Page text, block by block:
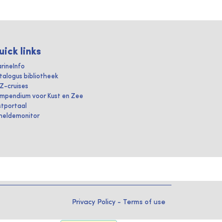
links
bibliotheek
cruises
voor Kust en Zee
Privacy Policy - Terms of use